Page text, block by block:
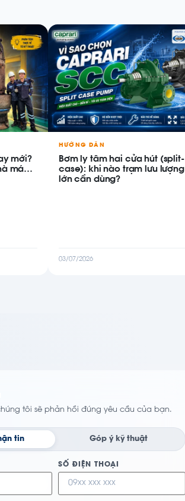
mới?
máy
HƯỚNG DẪN
Bơm ly tâm hai cửa hút (split-
case): khi nào trạm lưu lượng
lớn cần dùng?
03/07/2026
tôi sẽ phản hồi đúng yêu cầu của bạn.
tin Góp ý kỹ thuật
SỐ ĐIỆN THOẠI